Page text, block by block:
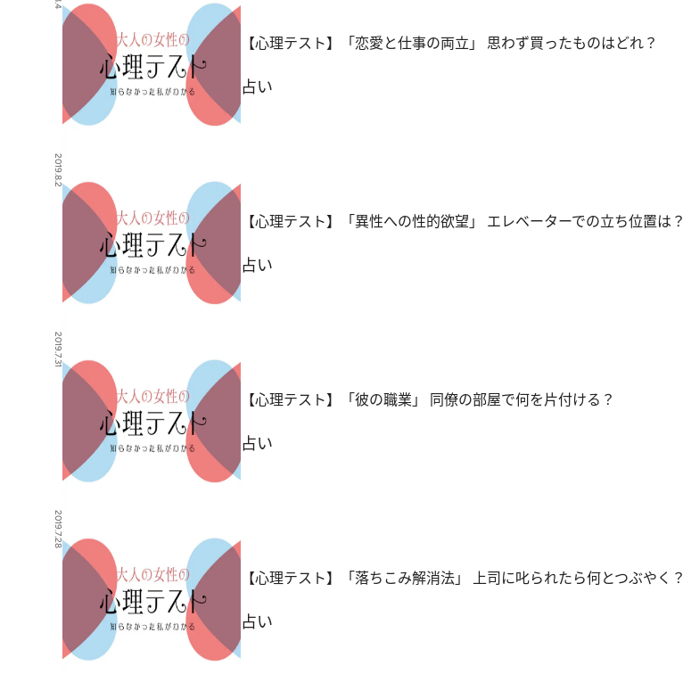
【心理テスト】「恋愛と仕事の両立」 思わず買ったものはどれ？
占い
2019.8.2
【心理テスト】「異性への性的欲望」 エレベーターでの立ち位置は？
占い
2019.7.31
【心理テスト】「彼の職業」 同僚の部屋で何を片付ける？
占い
2019.7.28
【心理テスト】「落ちこみ解消法」 上司に叱られたら何とつぶやく？
占い